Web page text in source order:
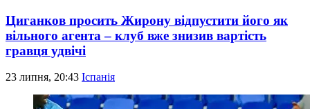
Циганков просить Жирону відпустити його як
вільного агента – клуб вже знизив вартість
гравця удвічі
23 липня, 20:43 Іспанія